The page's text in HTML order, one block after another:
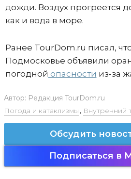
дожди. Воздух прогреется
как и вода в море.
Ранее TourDom.ru писал,
Подмосковье объявили
погодной опасности из-за
Автор: Редакция TourDom.ru
Погода и катаклизмы , Внутренний
Обсудить
Подписаться в